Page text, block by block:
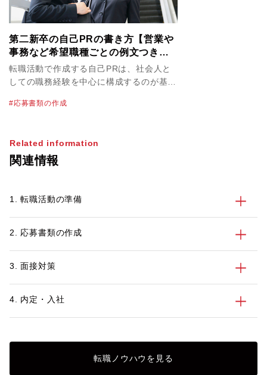
第二新卒の自己PRの書き方【営業や
事務など希望職種ごとの例文つき】
｜転職エージェントのパソナキャリ
ア
転職活動で作成する自己PRは、社会人と
しての職務経験を中心に構成するのが基本
出てからの経験が浅いため、目立った実績
らないという人もいるでしょう。そこで今
回は、第二新卒者が自己PRを作成する際
応募書類の作成
Related information
関連情報
1. 転職活動の準備
2. 応募書類の作成
3. 面接対策
4. 内定・入社
転職ノウハウを見る